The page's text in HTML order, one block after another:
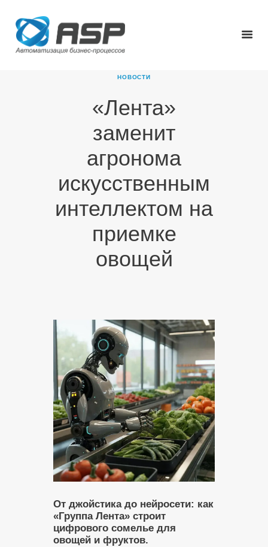
НОВОСТИ
«Лента»
заменит
агронома
искусственным
интеллектом на
приемке
овощей
ГЛАВНАЯ
О КОМПАНИИ
НОВОСТИ
КАРЬЕРА
ПАРТНЕРЫ
КОНТАКТЫ
От джойстика до нейросети: как
«Группа Лента» строит
цифрового сомелье для
овощей и фруктов.